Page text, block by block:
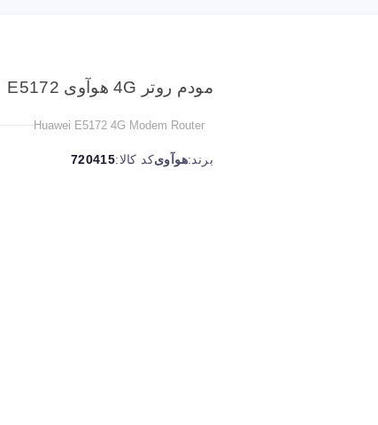
مودم روتر 4G هوآوی E5172
Huawei E5172 4G Modem Router
برند:هوآویکد کالا:720415